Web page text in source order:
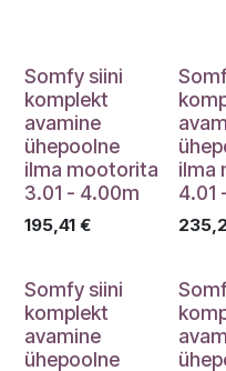
Somfy siini
komplekt
avamine
ühepoolne
ilma mootorita
3.01 - 4.00m
195,41 €
ilma
4.01
Somfy siini
komplekt
avamine
ühepoolne